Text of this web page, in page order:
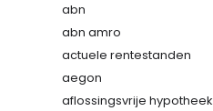
abn
abn amro
actuele rentestanden
aegon
aflossingsvrije hypotheek